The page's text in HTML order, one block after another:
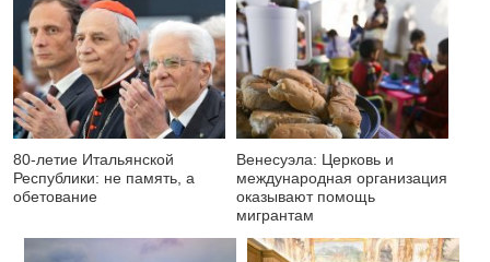
80-летие Итальянской
Республики: не память, а
обетование
Венесуэла: Церковь и
международная организация
оказывают помощь
мигрантам